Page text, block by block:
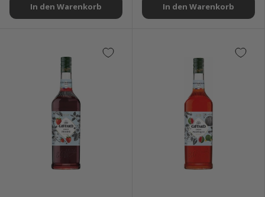
In den Warenkorb In den Warenkorb